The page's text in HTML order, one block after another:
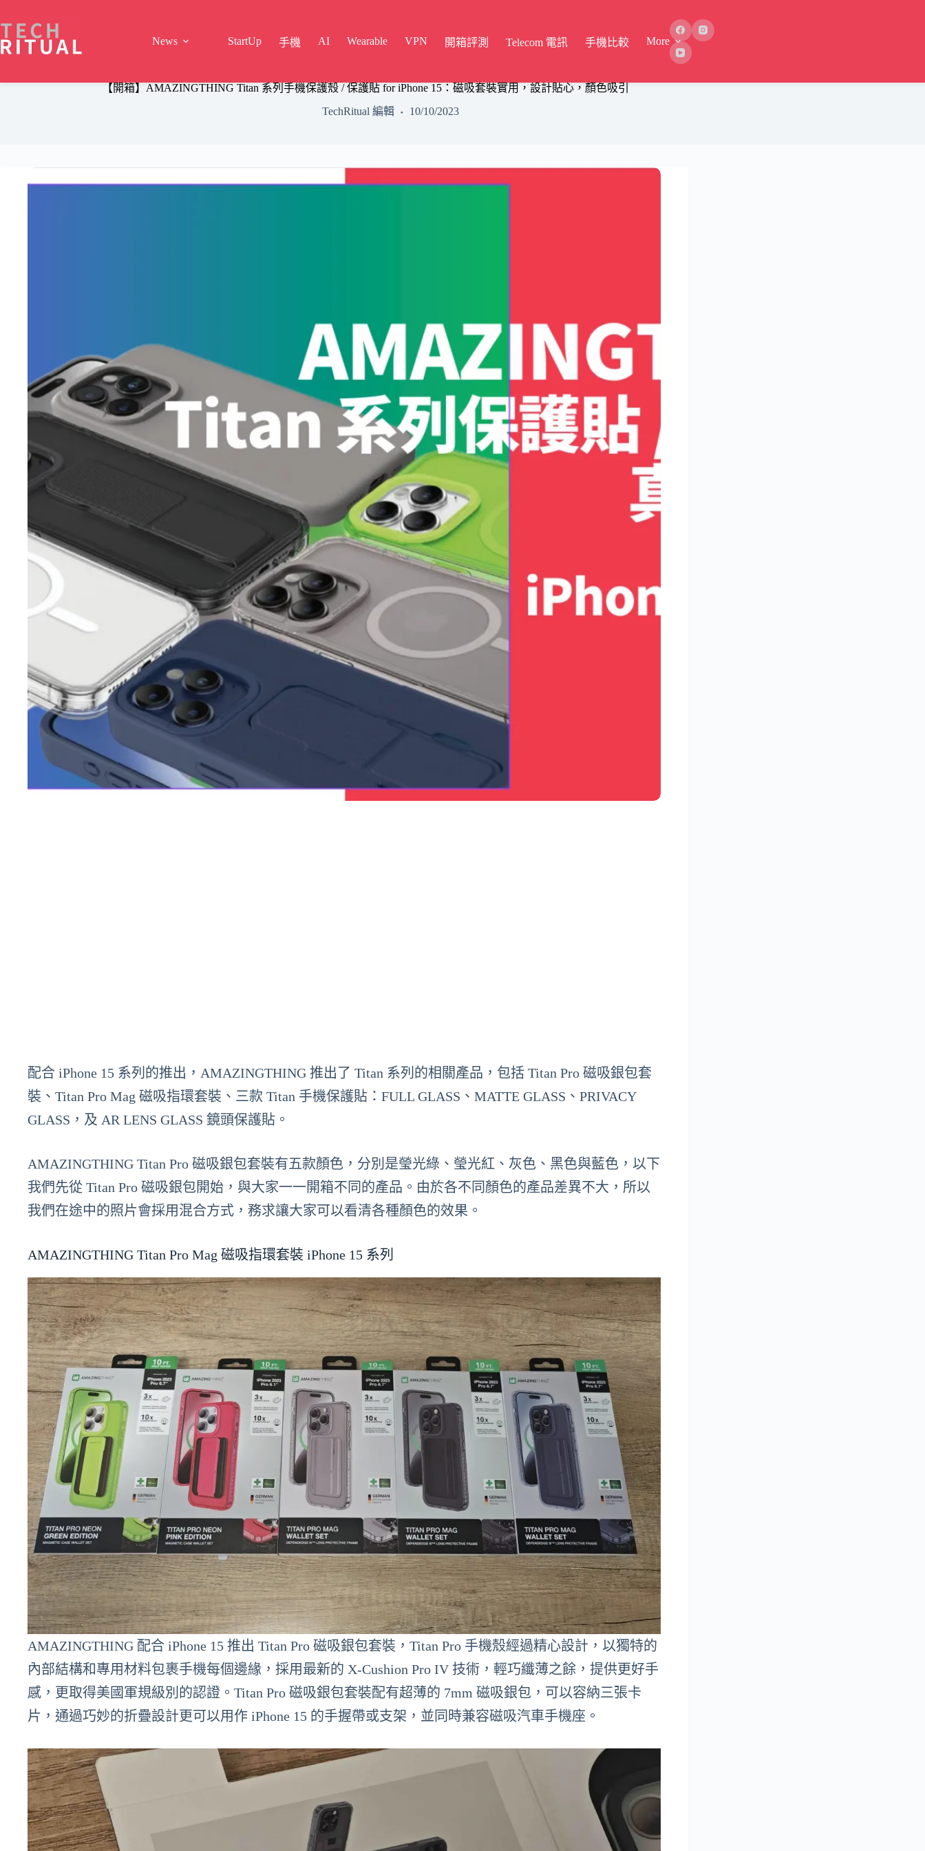
content
News
StartUp 手機 AI Wearable VPN 開箱評測 Telecom 電訊 手機比較 More
【開箱】AMAZINGTHING Titan 系列手機保護殼 / 保護貼 for iPhone 15：磁吸套裝實用，設計貼心，顏色吸引
TechRitual 編輯
10/10/2023
配合 iPhone 15 系列的推出，AMAZINGTHING 推出了 Titan 系列的相關產品，包括 Titan Pro 磁吸銀包套
裝、Titan Pro Mag 磁吸指環套裝、三款 Titan 手機保護貼：FULL GLASS、MATTE GLASS、PRIVACY
GLASS，及 AR LENS GLASS 鏡頭保護貼。
AMAZINGTHING Titan Pro 磁吸銀包套裝有五款顏色，分別是瑩光綠、瑩光紅、灰色、黑色與藍色，以下
我們先從 Titan Pro 磁吸銀包開始，與大家一一開箱不同的產品。由於各不同顏色的產品差異不大，所以
我們在途中的照片會採用混合方式，務求讓大家可以看清各種顏色的效果。
AMAZINGTHING Titan Pro Mag 磁吸指環套裝 iPhone 15 系列
AMAZINGTHING 配合 iPhone 15 推出 Titan Pro 磁吸銀包套裝，Titan Pro 手機殼經過精心設計，以獨特的
內部結構和專用材料包裹手機每個邊緣，採用最新的 X-Cushion Pro IV 技術，輕巧纖薄之餘，提供更好手
感，更取得美國軍規級別的認證。Titan Pro 磁吸銀包套裝配有超薄的 7mm 磁吸銀包，可以容納三張卡
片，通過巧妙的折疊設計更可以用作 iPhone 15 的手握帶或支架，並同時兼容磁吸汽車手機座。